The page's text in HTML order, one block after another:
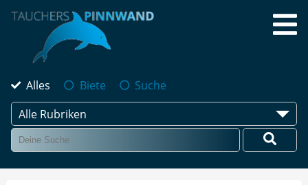
Alles Biete
Suche
Alle Rubriken